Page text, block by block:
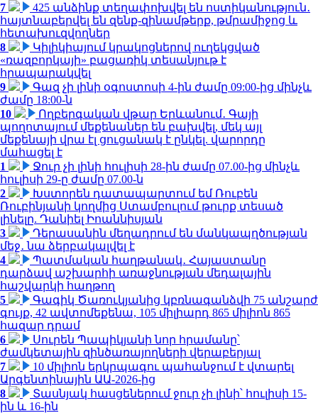
7
425 անձինք տեղափոխվել են ոստիկանություն․
հայտնաբերվել են զենք-զինամթերք, թմրամիջոց և
հետախուզվողներ
8
Կիլիկիայում կրակոցներով ուղեկցված
«ռազբորկայի» բացառիկ տեսանյութ է
հրապարակվել
9
Գազ չի լինի օգոստոսի 4-ին ժամը 09:00-ից մինչև
ժամը 18:00-ն
10
Ողբերգական վթար Երևանում․ Գայի
պողոտայում մեքենաներ են բախվել, մեկ այլ
մեքենայի վրա էլ ցուցանակ է ընկել. վարորդը
մահացել է
1
Ջուր չի լինի հուլիսի 28-ին ժամը 07.00-ից մինչև
հուլիսի 29-ը ժամը 07.00-ն
2
Խստորեն դատապարտում եմ Ռուբեն
Ռուբինյանի կողմից Ստամբուլում թուրք տեսած
լինելը. Դանիել Իոաննիսյան
3
Դերասանին մեղադրում են մանկապղծության
մեջ․ նա ձերբակալվել է
4
Պատմական հաղթանակ․ Հայաստանը
դարձավ աշխարհի առաջնության մեդալային
հաշվարկի հաղթող
5
Գագիկ Ծառուկյանից կբռնագանձվի 75 անշարժ
գույք, 42 ավտոմեքենա, 105 միլիարդ 865 միլիոն 865
հազար դրամ
6
Սուրեն Պապիկյանի նոր հրամանը՝
ժամկետային զինծառայողների վերաբերյալ
7
10 միլիոն երկրպագու պահանջում է վտարել
Արգենտինային ԱԱ-2026-ից
8
Տասնյակ հասցեներում ջուր չի լինի՝ հուլիսի 15-
ին և 16-ին